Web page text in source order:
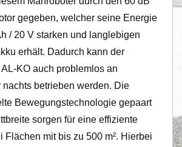
gegeben, welcher seine Energie
/ 20 V starken und langlebigen
erhält. Dadurch kann der
KO auch problemlos an
nachts betrieben werden. Die
Bewegungstechnologie gepaart
sorgen für eine effiziente
Flächen mit bis zu 500 m². Hierbei